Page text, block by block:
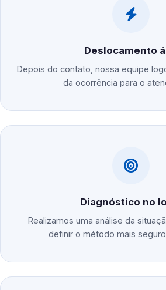
Deslocamento
Depois do contato, nossa equipe
da ocorrência para o
Diagnóstico no
Realizamos uma análise da
definir o método mais